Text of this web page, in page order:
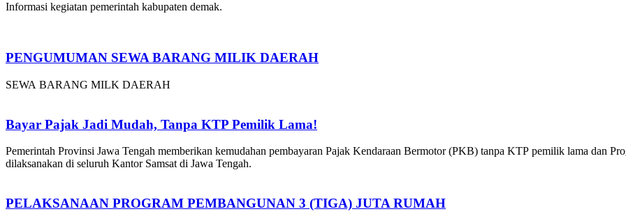
Informasi kegiatan pemerintah kabupaten demak.
PENGUMUMAN SEWA BARANG MILIK DAERAH
SEWA BARANG MILK DAERAH
Bayar Pajak Jadi Mudah, Tanpa KTP Pemilik Lama!
Pemerintah Provinsi Jawa Tengah memberikan kemudahan pembayaran Pajak Kendaraan Bermotor (PKB) tanpa KTP pemilik lama dan
dilaksanakan di seluruh Kantor Samsat di Jawa Tengah.
PELAKSANAAN PROGRAM PEMBANGUNAN 3 (TIGA) JUTA RUMAH